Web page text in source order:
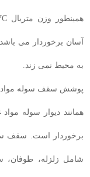
به محیط نمی زند.
پوشش سقف سوله
همانند دیوار سوله
برخوردار است. سقف
شامل زلزله، طوفان،